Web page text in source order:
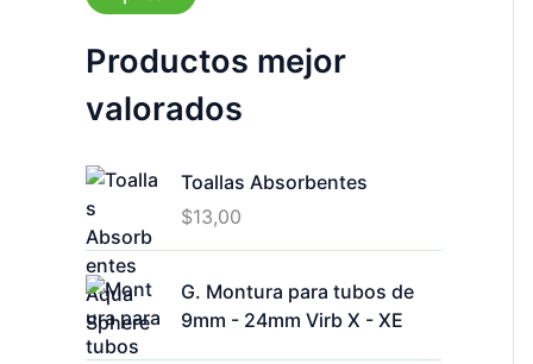
a
Productos mejor
valorados
Toallas Absorbentes
$13,00
G. Montura para tubos de
9mm - 24mm Virb X - XE